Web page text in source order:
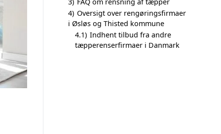
4) Oversigt over rengøringsfirmaer
i Øsløs og Thisted kommune
4.1) Indhent tilbud fra andre
tæpperenserfirmaer i Danmark